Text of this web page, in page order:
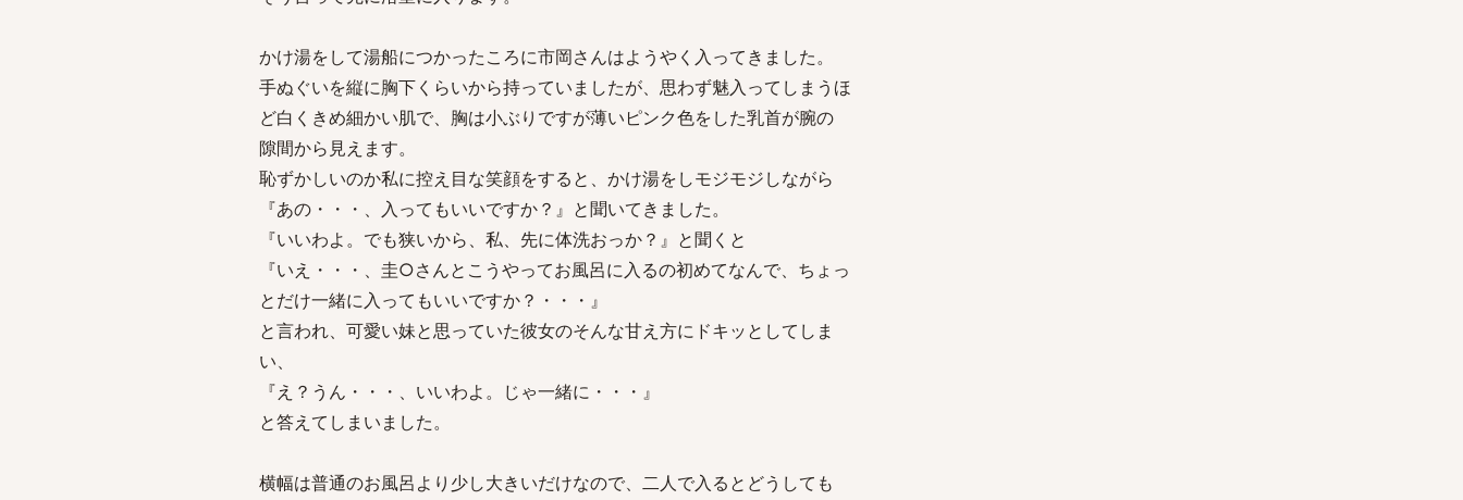
かけ湯をして湯船につかったころに市岡さんはようやく入ってきました。
手ぬぐいを縦に胸下くらいから持っていましたが、思わず魅入ってしまうほ
ど白くきめ細かい肌で、胸は小ぶりですが薄いピンク色をした乳首が腕の
隙間から見えます。
恥ずかしいのか私に控え目な笑顔をすると、かけ湯をしモジモジしながら
『あの・・・、入ってもいいですか？』と聞いてきました。
『いいわよ。でも狭いから、私、先に体洗おっか？』と聞くと
『いえ・・・、圭○さんとこうやってお風呂に入るの初めてなんで、ちょっ
とだけ一緒に入ってもいいですか？・・・』
と言われ、可愛い妹と思っていた彼女のそんな甘え方にドキッとしてしま
い、
『え？うん・・・、いいわよ。じゃ一緒に・・・』
と答えてしまいました。
横幅は普通のお風呂より少し大きいだけなので、二人で入るとどうしても